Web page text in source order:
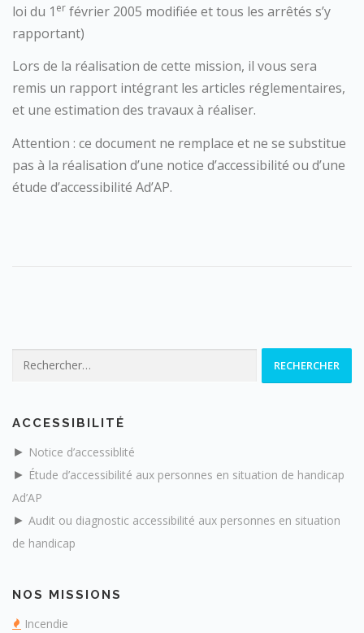
loi du 1 er février 2005 modifiée et tous les arrêtés s’y
rapportant)
Lors de la réalisation de cette mission, il vous sera
remis un rapport intégrant les articles réglementaires,
et une estimation des travaux à réaliser.
Attention : ce document ne remplace et ne se substitue
pas à la réalisation d’une notice d’accessibilité ou d’une
étude d’accessibilité Ad’AP.
Rechercher :
ACCESSIBILITÉ
► Notice d’accessiblité
► Étude d’accessibilité aux personnes en situation de handicap
Ad’AP
► Audit ou diagnostic accessibilité aux personnes en situation
de handicap
NOS MISSIONS
Incendie